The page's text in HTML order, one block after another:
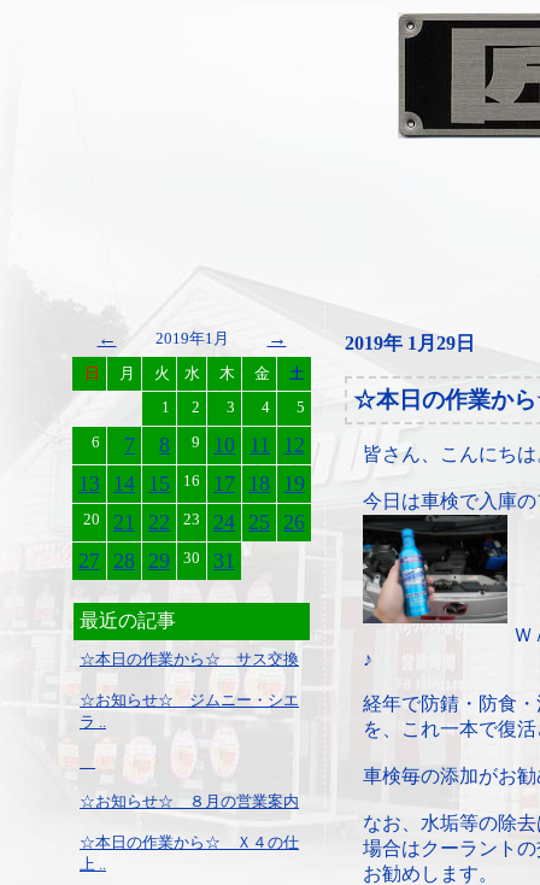
← 2019年1月 →
日 月 火 水 木 金
土
1
2 3 4
5
6
7 8 9 10 11
12
13 14 15 16 17 18 19
20 21 22 23 24 25 26
27 28 29 30 31
最近の記事
☆本日の作業から☆ サス交換
☆お知らせ☆ ジムニー・シエ
ラ ..
☆お知らせ☆ ８月の営業案内
☆本日の作業から☆ Ｘ４の仕
上 ..
2019年 1月29日
☆本日の作業か
皆さん、こんにちは
今日は車検で入庫
Ｗ
♪
経年で防錆・防食
を、これ一本で復
車検毎の添加がお
なお、水垢等の除
場合はクーラント
お勧めします。